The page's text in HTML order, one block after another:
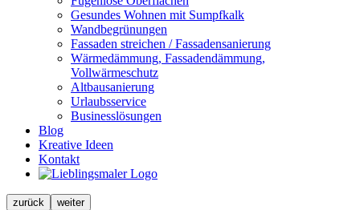
Gesundes Wohnen mit Sumpfkalk
Wandbegrünungen
Fassaden streichen / Fassadensanierung
Wärmedämmung, Fassadendämmung,
Vollwärmeschutz
Altbausanierung
Urlaubsservice
Businesslösungen
Blog
Kreative Ideen
Kontakt
zurück weiter